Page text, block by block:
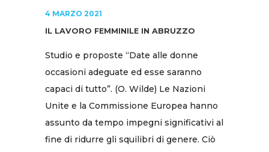
4 MARZO 2021
IL LAVORO FEMMINILE IN ABRUZZO
Studio e proposte “Date alle donne
occasioni adeguate ed esse saranno
capaci di tutto”. (O. Wilde) Le Nazioni
Unite e la Commissione Europea hanno
assunto da tempo impegni significativi al
fine di ridurre gli squilibri di genere. Ciò